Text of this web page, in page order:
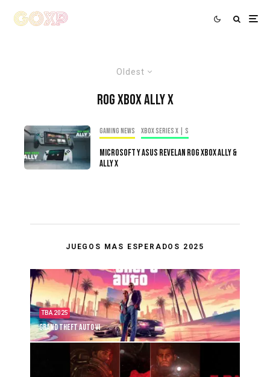
Oldest
ROG Xbox Ally X
Gaming news Xbox Series X | S
Microsoft y Asus Revelan ROG Xbox Ally &
Ally X
JUEGOS MAS ESPERADOS 2025
TBA 2025
Grand Theft Auto VI